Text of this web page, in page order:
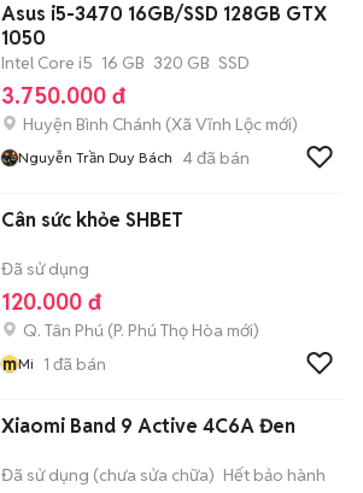
Asus i5-3470 16GB/SSD 128GB GTX
1050
Intel Core i5 16 GB 320 GB SSD
3.750.000 đ
Huyện Bình Chánh (Xã Vĩnh Lộc mới)
Nguyễn Trần Duy Bách 4đã bán
Cân sức khỏe SHBET
Đã sử dụng
120.000 đ
Q. Tân Phú (P. Phú Thọ Hòa mới)
mMi 1 đã bán
Xiaomi Band 9 Active 4C6A Đen
Đã sử dụng (chưa sửa chữa) Hết bảo hành